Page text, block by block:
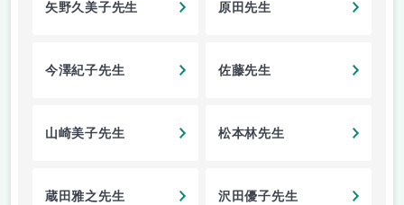
矢野久美子先生 原田先生
今澤紀子先生 佐藤先生
山崎美子先生 松本林先生
蔵田雅之先生 沢田優子先生